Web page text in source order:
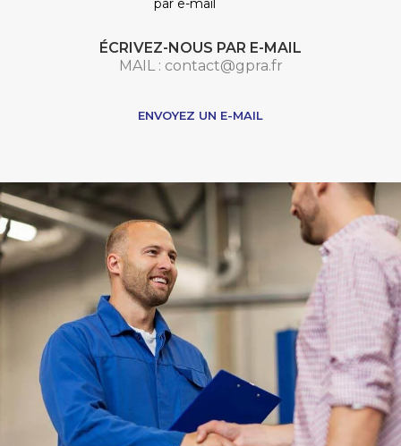
ÉCRIVEZ-NOUS PAR E-MAIL
MAIL : contact@gpra.fr
ENVOYEZ UN E-MAIL